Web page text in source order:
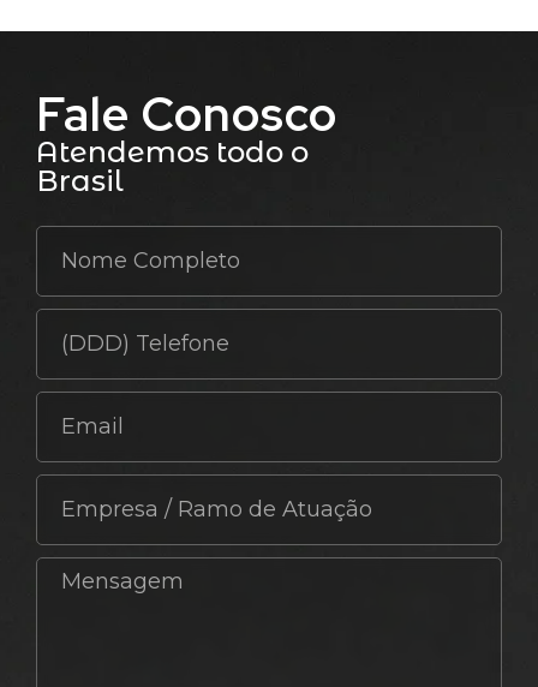
Fale Conosco
Atendemos todo o
Brasil